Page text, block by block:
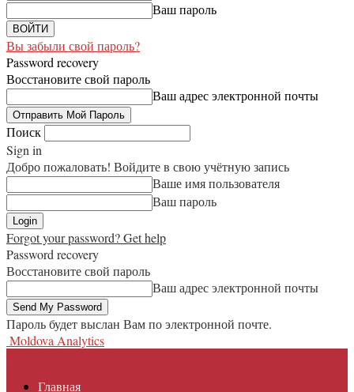
Ваш пароль
Вы забыли свой пароль?
Password recovery
Восстановите свой пароль
Ваш адрес электронной почты
Поиск
Sign in
Добро пожаловать! Войдите в свою учётную запись
Ваше имя пользователя
Ваш пароль
Forgot your password? Get help
Password recovery
Восстановите свой пароль
Ваш адрес электронной почты
Пароль будет выслан Вам по электронной почте.
Moldova Analytics
Главная